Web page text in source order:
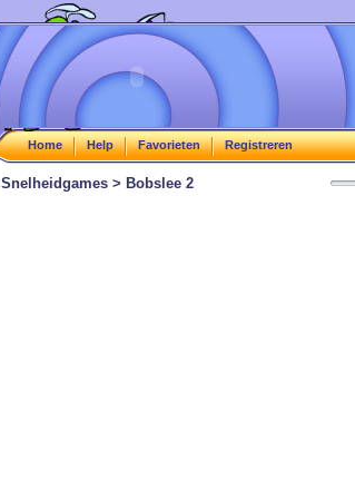
Home Help Favorieten Registreren
Snelheidgames > Bobslee 2